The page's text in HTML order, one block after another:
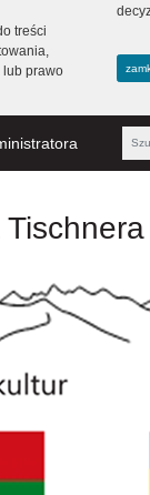
treści
prawo